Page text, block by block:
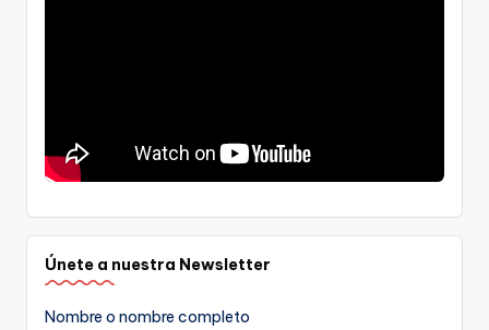
Únete a nuestra Newsletter
Nombre o nombre completo